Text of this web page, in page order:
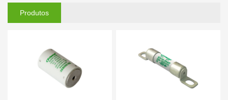
Produtos